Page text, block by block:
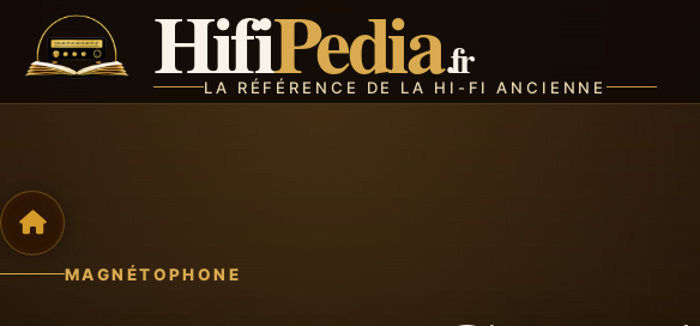
HifiPedia.fr
LA RÉFÉRENCE DE LA HI-FI ANCIENNE
MAGNÉTOPHONE